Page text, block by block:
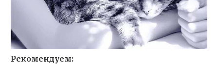
Рекомендуем: